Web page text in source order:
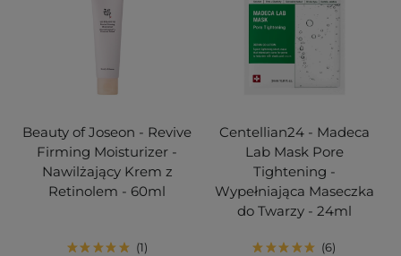
Beauty of Joseon - Revive
Firming Moisturizer -
Nawilżający Krem z
Retinolem - 60ml
1
Centellian24 - Madeca
Lab Mask Pore
Tightening -
Wypełniająca Maseczka
do Twarzy - 24ml
6